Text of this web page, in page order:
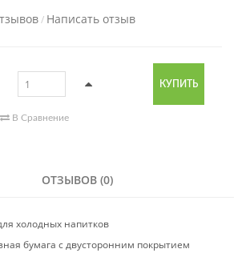
/ Написать отзыв
КУПИТЬ
В Сравнение
ОТЗЫВОВ (0)
холодных напитков
бумага с двусторонним покрытием